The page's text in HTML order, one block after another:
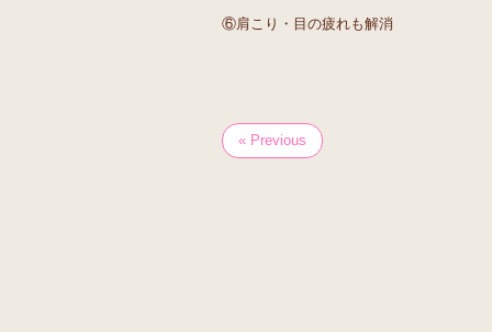
⑥肩こり・目の疲れも解消
« Previous